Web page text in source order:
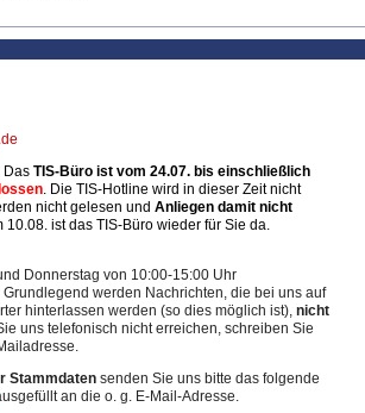
Das TIS-Büro ist vom 24.07. bis einschließlich
. Die TIS-Hotline wird in dieser Zeit nicht
nicht gelesen und Anliegen damit nicht
10.08. ist das TIS-Büro wieder für Sie da.
Donnerstag von 10:00-15:00 Uhr
Grundlegend werden Nachrichten, die bei uns auf
hinterlassen werden (so dies möglich ist), nicht
uns telefonisch nicht erreichen, schreiben Sie
Stammdaten senden Sie uns bitte das folgende
an die o. g. E-Mail-Adresse.